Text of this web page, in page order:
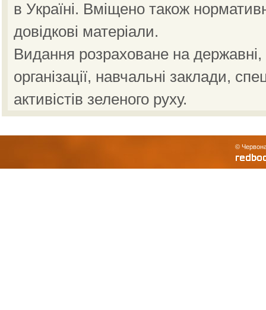
в Україні. Вміщено також
довідкові матеріали.
Видання розраховане на державні,
організації, навчальні заклади,
активістів зеленого руху.
©